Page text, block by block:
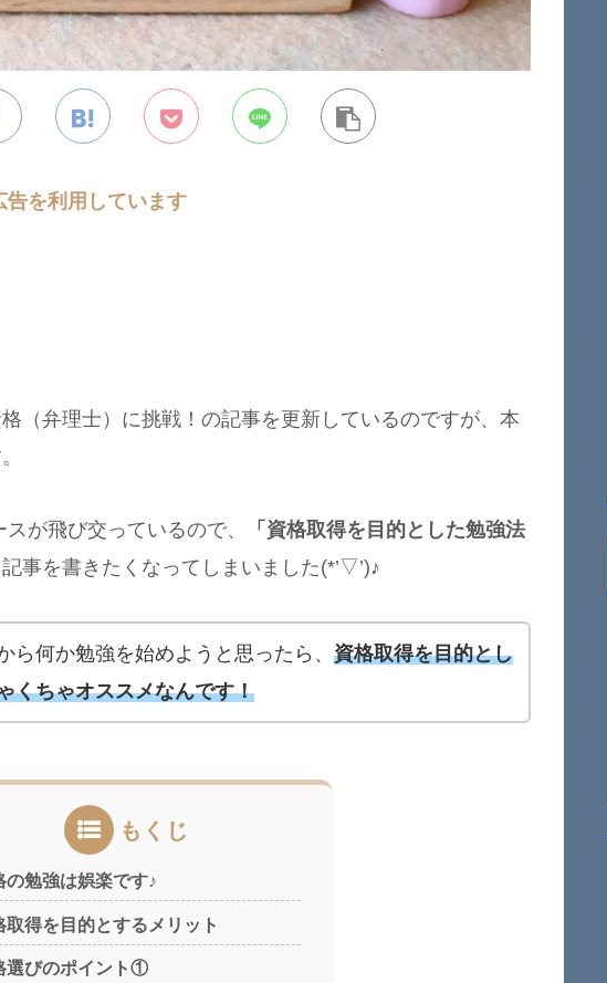
を利用しています
（弁理士）に挑戦！の記事を更新しているのですが、本
が飛び交っているので、
「資格取得を目的とした勉強法
事を書きたくなってしまいました(*’▽’)♪
ら何か勉強を始めようと思ったら、 資格取得を目的とし
くちゃオススメなんです！
もくじ
の勉強は娯楽です♪
取得を目的とするメリット
選びのポイント①